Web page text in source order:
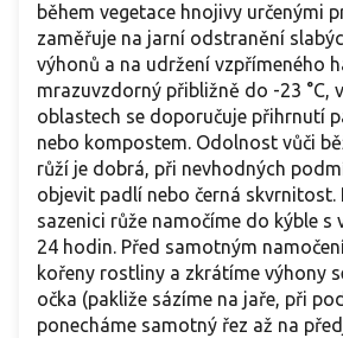
během vegetace hnojivy určenými
zaměřuje na jarní odstranění
výhonů a na udržení vzpřímeného
mrazuvzdorný přibližně do -23 °C,
oblastech se doporučuje přihrnutí
nebo kompostem. Odolnost vůči
růží je dobrá, při nevhodných
objevit padlí nebo černá
sazenici růže namočíme do kýble s
24 hodin. Před samotným
kořeny rostliny a zkrátíme výhony
očka (pakliže sázíme na jaře, při
ponecháme samotný řez až na